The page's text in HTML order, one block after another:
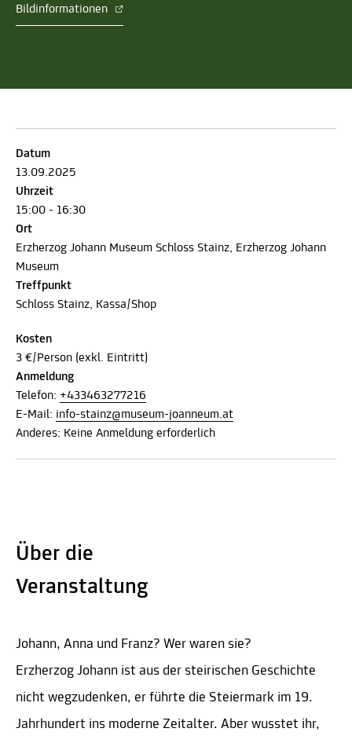
Bildinformationen
Datum
13.09.2025
Uhrzeit
15:00 - 16:30
Ort
Erzherzog Johann Museum Schloss Stainz, Erzherzog Johann
Museum
Treffpunkt
Schloss Stainz, Kassa/Shop
Kosten
3 €/Person (exkl. Eintritt)
Anmeldung
Telefon: +433463277216
E-Mail: info-stainz@museum-joanneum.at
Anderes: Keine Anmeldung erforderlich
Über die
Veranstaltung
Johann, Anna und Franz? Wer waren sie?
Erzherzog Johann ist aus der steirischen Geschichte
nicht wegzudenken, er führte die Steiermark im 19.
Jahrhundert ins moderne Zeitalter. Aber wusstet ihr,